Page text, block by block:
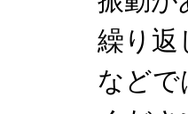
繰り返
などで